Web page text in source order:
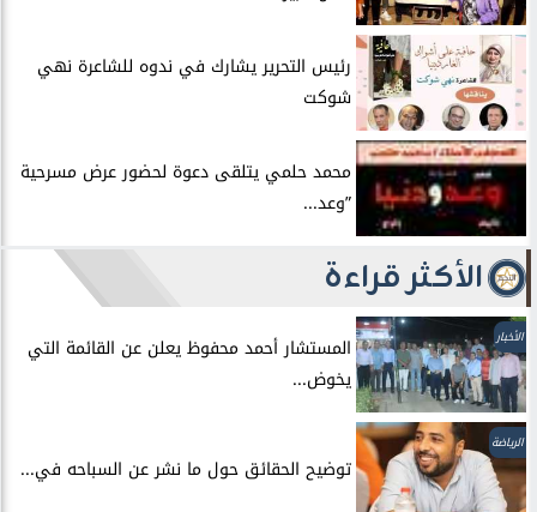
رئيس التحرير يشارك في ندوه للشاعرة نهي
شوكت
محمد حلمي يتلقى دعوة لحضور عرض مسرحية
”وعد...
الأكثر قراءة
الأخبار
المستشار أحمد محفوظ يعلن عن القائمة التي
يخوض...
الرياضة
توضيح الحقائق حول ما نشر عن السباحه في...